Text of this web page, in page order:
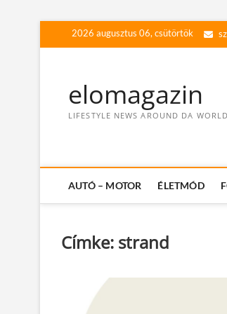
2026 augusztus 06, csütörtök
elomagazin
LIFESTYLE NEWS AROUND DA WORLD
AUTÓ – MOTOR ÉLETMÓD
Címke: strand